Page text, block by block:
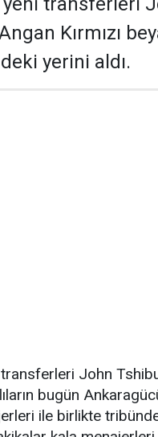
Kırmızı
yerini aldı.
John
bugün
ile birlikte